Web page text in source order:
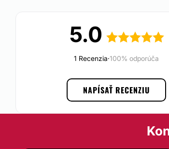
poskytovanej lekárskej
lekárskych metód a postupov a
Pre pani doktorkuje dôležitá najmä
ku každému
komplexných riešení.
Možnosť videokonzultácie:
Nie
5.0
1 Recenzia·100% odporúča
NAPÍSAŤ RECENZIU